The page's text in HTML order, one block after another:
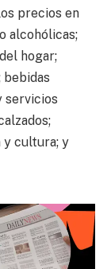
precios en
alcohólicas;
hogar;
servicios
y cultura; y